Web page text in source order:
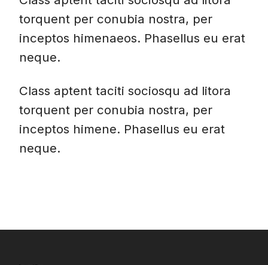
torquent per conubia nostra, per
inceptos himenaeos. Phasellus eu erat
neque.
Class aptent taciti sociosqu ad litora
torquent per conubia nostra, per
inceptos himene. Phasellus eu erat
neque.